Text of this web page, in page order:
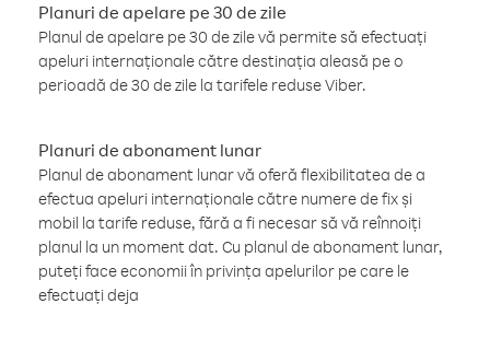
Planuri de apelare pe 30 de zile
Planul de apelare pe 30 de zile vă permite să efectuați
apeluri internaționale către destinația aleasă pe o
perioadă de 30 de zile la tarifele reduse Viber.
Planuri de abonament lunar
Planul de abonament lunar vă oferă flexibilitatea de a
efectua apeluri internaționale către numere de fix și
mobil la tarife reduse, fără a fi necesar să vă reînnoiți
planul la un moment dat. Cu planul de abonament lunar,
puteți face economii în privința apelurilor pe care le
efectuați deja